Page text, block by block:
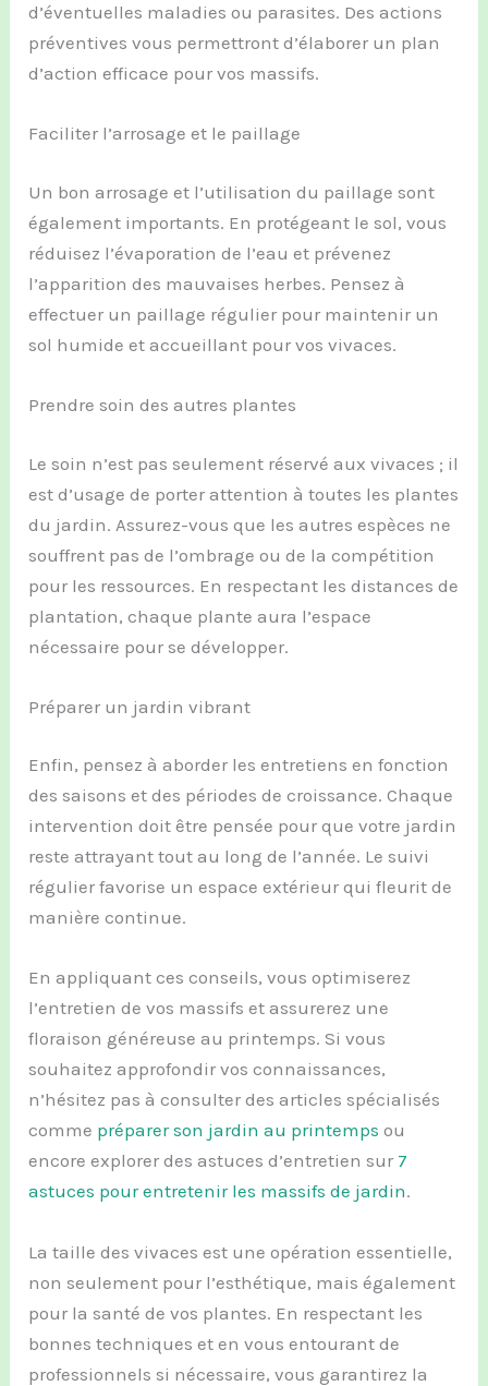
d’éventuelles maladies ou parasites. Des actions
préventives vous permettront d’élaborer un plan
d’action efficace pour vos massifs.
Faciliter l’arrosage et le paillage
Un bon arrosage et l’utilisation du paillage sont
également importants. En protégeant le sol, vous
réduisez l’évaporation de l’eau et prévenez
l’apparition des mauvaises herbes. Pensez à
effectuer un paillage régulier pour maintenir un
sol humide et accueillant pour vos vivaces.
Prendre soin des autres plantes
Le soin n’est pas seulement réservé aux vivaces ; il
est d’usage de porter attention à toutes les plantes
du jardin. Assurez-vous que les autres espèces ne
souffrent pas de l’ombrage ou de la compétition
pour les ressources. En respectant les distances de
plantation, chaque plante aura l’espace
nécessaire pour se développer.
Préparer un jardin vibrant
Enfin, pensez à aborder les entretiens en fonction
des saisons et des périodes de croissance. Chaque
intervention doit être pensée pour que votre jardin
reste attrayant tout au long de l’année. Le suivi
régulier favorise un espace extérieur qui fleurit de
manière continue.
En appliquant ces conseils, vous optimiserez
l’entretien de vos massifs et assurerez une
floraison généreuse au printemps. Si vous
souhaitez approfondir vos connaissances,
n’hésitez pas à consulter des articles spécialisés
comme préparer son jardin au printemps ou
encore explorer des astuces d’entretien sur 7
astuces pour entretenir les massifs de jardin.
La taille des vivaces est une opération essentielle,
non seulement pour l’esthétique, mais également
pour la santé de vos plantes. En respectant les
bonnes techniques et en vous entourant de
professionnels si nécessaire, vous garantirez la